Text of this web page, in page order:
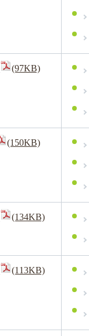
(97KB)
(150KB)
(134KB)
(113KB)